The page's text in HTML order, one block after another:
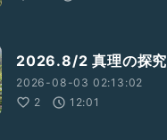
2026.8/2 真理の探究
2026-08-03 02:13:02
2
12:01